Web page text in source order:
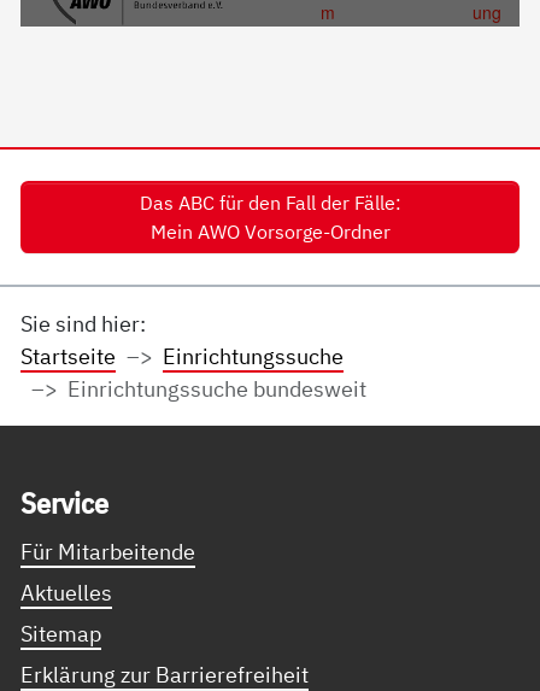
Das ABC für den Fall der Fälle:
Mein AWO Vorsorge-Ordner
Sie sind hier:
Startseite
Einrichtungssuche
Einrichtungssuche bundesweit
Ser­vice
Für Mitarbeitende
Aktuelles
Sitemap
Erklärung zur Barrierefreiheit